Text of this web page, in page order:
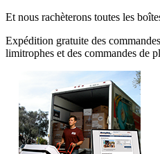
Et nous rachèterons toutes les
Expédition gratuite des
limitrophes et des commandes de